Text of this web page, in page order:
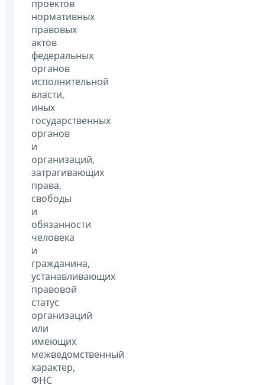
проектов
нормативных
правовых
актов
федеральных
органов
исполнительной
власти,
иных
государственных
органов
и
организаций,
затрагивающих
права,
свободы
и
обязанности
человека
и
гражданина,
устанавливающих
правовой
статус
организаций
или
имеющих
межведомственный
характер,
ФНС